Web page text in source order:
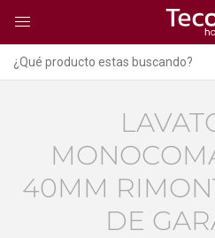
40MM
DE